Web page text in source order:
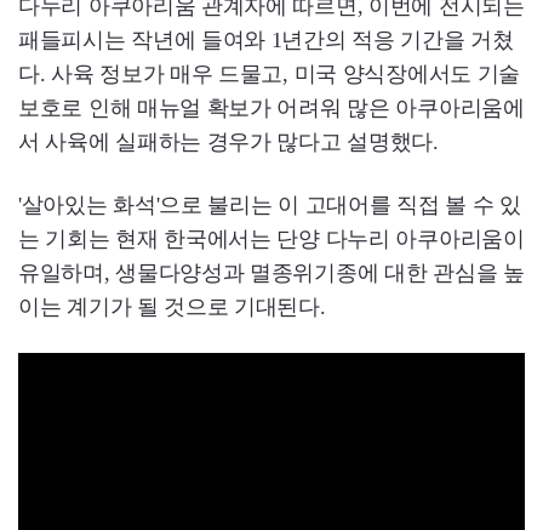
다누리 아쿠아리움 관계자에 따르면, 이번에 전시되는
패들피시는 작년에 들여와 1년간의 적응 기간을 거쳤
다. 사육 정보가 매우 드물고, 미국 양식장에서도 기술
보호로 인해 매뉴얼 확보가 어려워 많은 아쿠아리움에
서 사육에 실패하는 경우가 많다고 설명했다.
'살아있는 화석'으로 불리는 이 고대어를 직접 볼 수 있
는 기회는 현재 한국에서는 단양 다누리 아쿠아리움이
유일하며, 생물다양성과 멸종위기종에 대한 관심을 높
이는 계기가 될 것으로 기대된다.